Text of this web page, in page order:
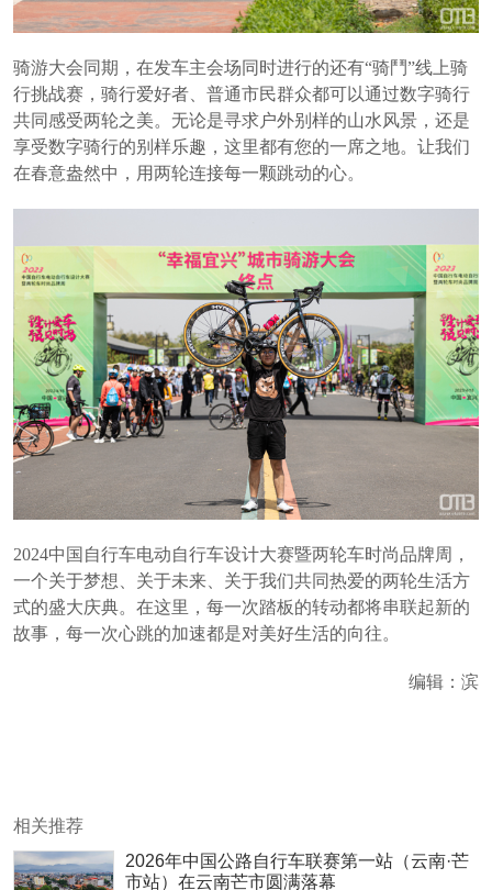
骑游大会同期，在发车主会场同时进行的还有“骑鬥”线上骑
行挑战赛，骑行爱好者、普通市民群众都可以通过数字骑行
共同感受两轮之美。无论是寻求户外别样的山水风景，还是
享受数字骑行的别样乐趣，这里都有您的一席之地。让我们
在春意盎然中，用两轮连接每一颗跳动的心。
2024中国自行车电动自行车设计大赛暨两轮车时尚品牌周，
一个关于梦想、关于未来、关于我们共同热爱的两轮生活方
式的盛大庆典。在这里，每一次踏板的转动都将串联起新的
故事，每一次心跳的加速都是对美好生活的向往。
编辑：滨
相关推荐
2026年中国公路自行车联赛第一站（云南·芒
市站）在云南芒市圆满落幕